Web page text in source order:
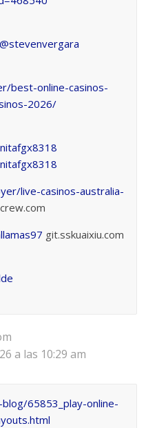
best-online-casinos-
2026/
live-casinos-australia-
git.sskuaixiu.com
a las 10:29 am
65853_play-online-